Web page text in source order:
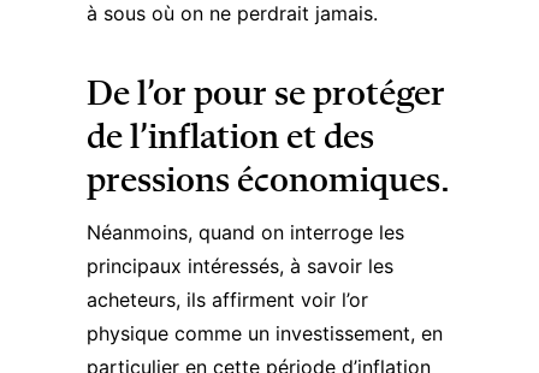
à sous où on ne perdrait jamais.
De l’or pour se protéger
de l’inflation et des
pressions économiques.
Néanmoins, quand on interroge les
principaux intéressés, à savoir les
acheteurs, ils affirment voir l’or
physique comme un investissement, en
particulier en cette période d’inflation